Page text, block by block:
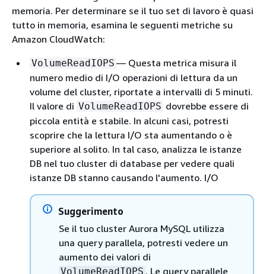
memoria. Per determinare se il tuo set di lavoro è quasi
tutto in memoria, esamina le seguenti metriche su
Amazon CloudWatch:
VolumeReadIOPS — Questa metrica misura il
numero medio di I/O operazioni di lettura da un
volume del cluster, riportate a intervalli di 5 minuti.
Il valore di VolumeReadIOPS dovrebbe essere di
piccola entità e stabile. In alcuni casi, potresti
scoprire che la lettura I/O sta aumentando o è
superiore al solito. In tal caso, analizza le istanze
DB nel tuo cluster di database per vedere quali
istanze DB stanno causando l'aumento. I/O
Suggerimento
Se il tuo cluster Aurora MySQL utilizza
una query parallela, potresti vedere un
aumento dei valori di
VolumeReadIOPS . Le query parallele